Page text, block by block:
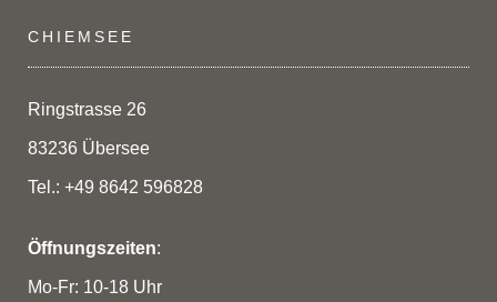
CHIEMSEE
Ringstrasse 26
83236 Übersee
Tel.: +49 8642 596828
Öffnungszeiten:
Mo-Fr: 10-18 Uhr